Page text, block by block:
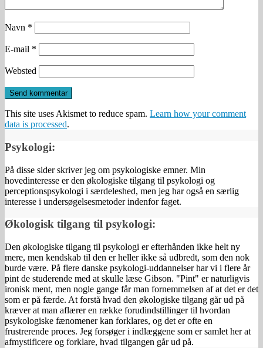
Navn *
E-mail *
Websted
This site uses Akismet to reduce spam. Learn how your comment
data is processed.
Psykologi:
På disse sider skriver jeg om psykologiske emner. Min
hovedinteresse er den økologiske tilgang til psykologi og
perceptionspsykologi i særdeleshed, men jeg har også en særlig
interesse i undersøgelsesmetoder indenfor faget.
Økologisk tilgang til psykologi:
Den økologiske tilgang til psykologi er efterhånden ikke helt ny
mere, men kendskab til den er heller ikke så udbredt, som den nok
burde være. På flere danske psykologi-uddannelser har vi i flere år
pint de studerende med at skulle læse Gibson. "Pint" er naturligvis
ironisk ment, men nogle gange får man fornemmelsen af at det er det
som er på færde. At forstå hvad den økologiske tilgang går ud på
kræver at man aflærer en række forudindstillinger til hvordan
psykologiske fænomener kan forklares, og det er ofte en
frustrerende proces. Jeg forsøger i indlæggene som er samlet her at
afmystificere og forklare, hvad tilgangen går ud på.